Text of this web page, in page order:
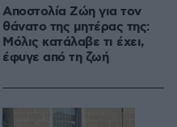
Αποστολία Ζώη για τον
θάνατο της μητέρας της:
Μόλις κατάλαβε τι έχει,
έφυγε από τη ζωή